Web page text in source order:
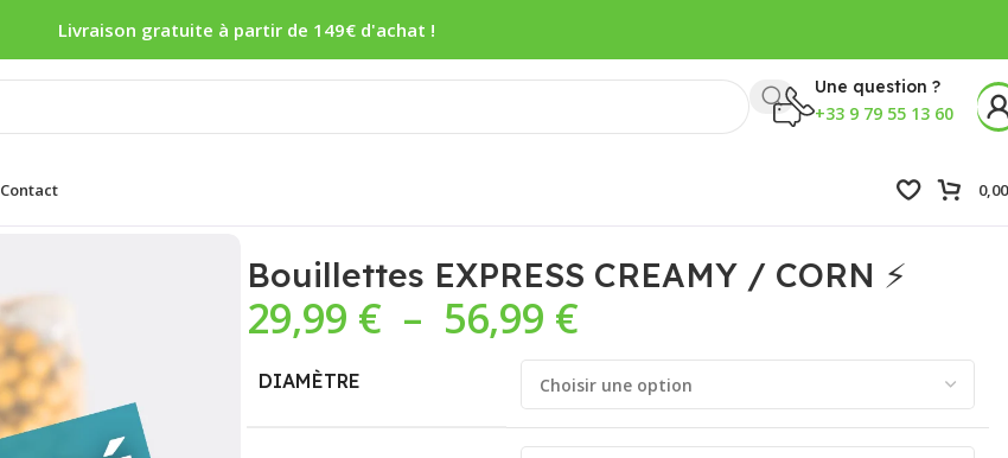
Livraison gratuite à partir de 149€ d'achat !
Une question ?
+33 9 79 55 13 60
Contact
Bouillettes EXPRESS CREAMY / CORN ⚡
29,99 € – 56,99 €
DIAMÈTRE